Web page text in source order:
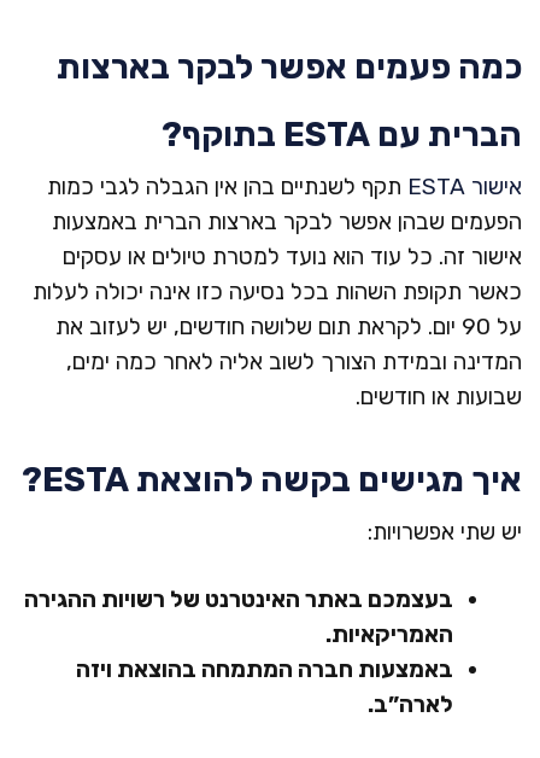
כמה פעמים אפשר לבקר בארצות
הברית עם ESTA בתוקף?
אישור ESTA
תקף לשנתיים בהן אין הגבלה לגבי כמות
הפעמים שבהן אפשר לבקר בארצות הברית באמצעות
אישור זה. כל עוד הוא נועד למטרת טיולים או עסקים
כאשר תקופת השהות בכל נסיעה כזו אינה יכולה לעלות
על 90 יום. לקראת תום שלושה חודשים, יש לעזוב את
המדינה ובמידת הצורך לשוב אליה לאחר כמה ימים,
שבועות או חודשים.
איך מגישים בקשה להוצאת ESTA?
יש שתי אפשרויות:
בעצמכם באתר האינטרנט של רשויות ההגירה
האמריקאיות.
באמצעות חברה המתמחה בהוצאת ויזה
לארה”ב.